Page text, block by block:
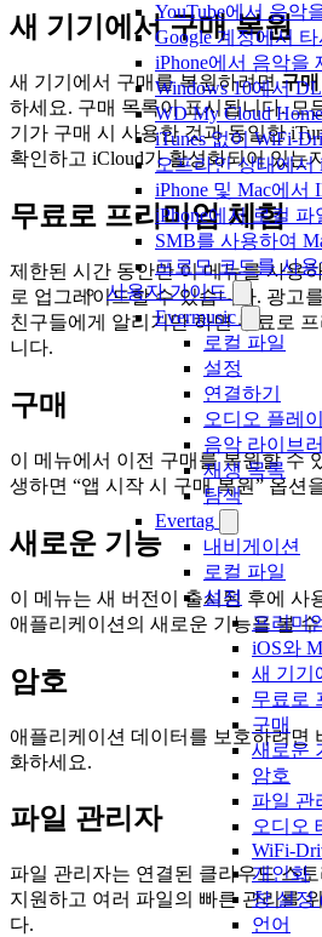
YouTube에서 음악
Google 계정에서
iPhone에서 음악을
Windows 10에서
WD My Cloud
iTunes 없이 WiFi-
오프라인 상태에서
iPhone 및 Mac에서
iPhone에서 로컬
SMB를 사용하여
프로모 코드를 사
사용자 가이드
Evermusic
로컬 파일
설정
연결하기
오디오 플레
음악 라이브
재생 목록
탐색
Evertag
내비게이션
로컬 파일
설정
프리미
iOS와
새 기기
무료로
구매
새로운
암호
파일 관
오디오
WiFi-
개인화
창 설정
언어
새 기기에서 구매 복원
새 기기에서 구매를 복원하려면구
하세요. 구매 목록이 표시됩니다. 모
기가 구매 시 사용한 것과 동일한
확인하고 iCloud가 활성화되어 있는
무료로 프리미엄 체험
제한된 시간 동안만 이 메뉴를 사용
로 업그레이드할 수 있습니다. 광고
친구들에게 알리기만 하면 무료로
니다.
구매
이 메뉴에서 이전 구매를 복원할 수
생하면 “앱 시작 시 구매 복원” 옵션
새로운 기능
이 메뉴는 새 버전이 출시된 후에 사
애플리케이션의 새로운 기능을 볼
암호
애플리케이션 데이터를 보호하려면
화하세요.
파일 관리자
파일 관리자는 연결된 클라우드 스
지원하고 여러 파일의 빠른 관리를
다.